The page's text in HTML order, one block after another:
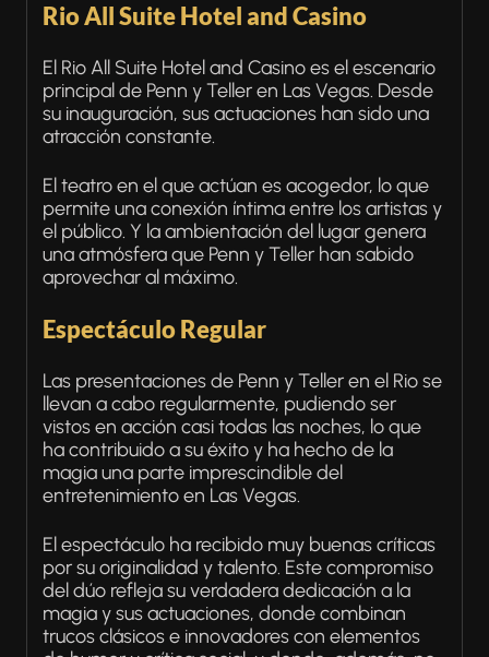
Rio All Suite Hotel and Casino
El Rio All Suite Hotel and Casino es el escenario
principal de Penn y Teller en Las Vegas. Desde
su inauguración, sus actuaciones han sido una
atracción constante.
El teatro en el que actúan es acogedor, lo que
permite una conexión íntima entre los artistas y
el público. Y la ambientación del lugar genera
una atmósfera que Penn y Teller han sabido
aprovechar al máximo.
Espectáculo Regular
Las presentaciones de Penn y Teller en el Rio se
llevan a cabo regularmente, pudiendo ser
vistos en acción casi todas las noches, lo que
ha contribuido a su éxito y ha hecho de la
magia una parte imprescindible del
entretenimiento en Las Vegas.
El espectáculo ha recibido muy buenas críticas
por su originalidad y talento. Este compromiso
del dúo refleja su verdadera dedicación a la
magia y sus actuaciones, donde combinan
trucos clásicos e innovadores con elementos